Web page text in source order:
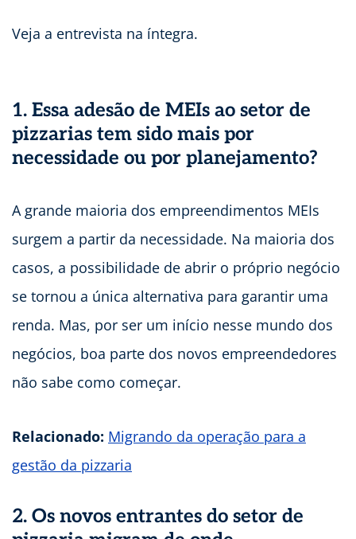
Veja a entrevista na íntegra.
1. Essa adesão de MEIs ao setor de
pizzarias tem sido mais por
necessidade ou por planejamento?
A grande maioria dos empreendimentos MEIs
surgem a partir da necessidade. Na maioria dos
casos, a possibilidade de abrir o próprio negócio
se tornou a única alternativa para garantir uma
renda. Mas, por ser um início nesse mundo dos
negócios, boa parte dos novos empreendedores
não sabe como começar.
Relacionado: Migrando da operação para a
gestão da pizzaria
2. Os novos entrantes do setor de